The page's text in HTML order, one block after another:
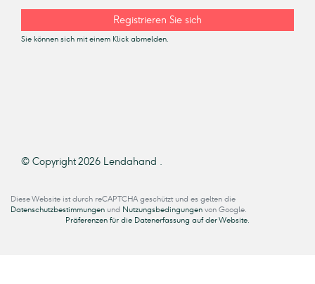
Registrieren Sie sich
Sie können sich mit einem Klick abmelden.
© Copyright 2026 Lendahand .
Diese Website ist durch reCAPTCHA geschützt und es gelten die
Datenschutzbestimmungen und Nutzungsbedingungen von Google.
Präferenzen für die Datenerfassung auf der Website.